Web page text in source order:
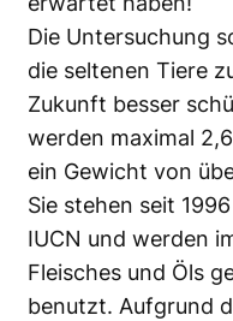
Die Untersuchung
die seltenen Tiere
Zukunft besser
werden maximal
ein Gewicht von
Sie stehen seit
IUCN und werden
Fleisches und Öls
benutzt. Aufgrund